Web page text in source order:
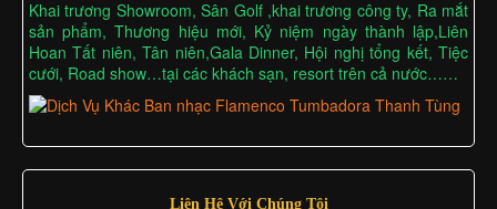
Khai trương Showroom, Sân Golf ,khai trương công ty, Ra mắt
sản phẩm, Thương hiệu mới, Kỷ niệm ngày thành lập,Liên
Hoan Tất niên, Tân niên,Gala Dinner, Hội nghị tổng kết, Tiệc
cưới, Road show…tại các khách sạn, resort trên cả nước……
Liên Hệ Với Chúng Tôi